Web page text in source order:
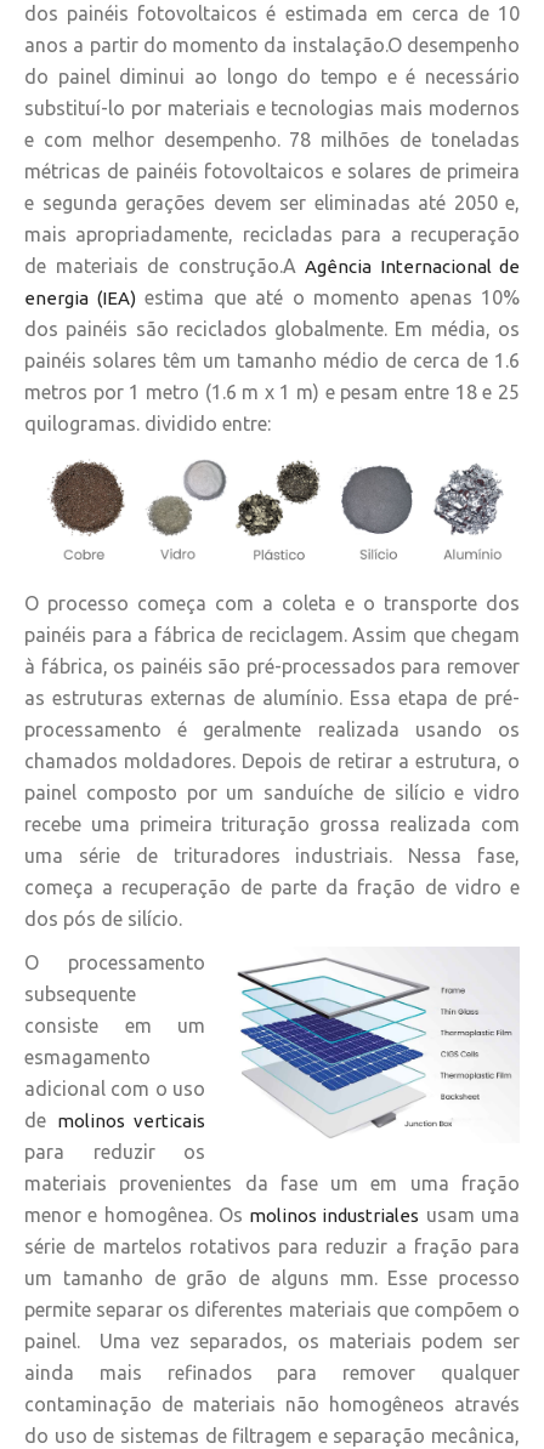
dos painéis fotovoltaicos é estimada em cerca de 10
anos a partir do momento da instalação.O desempenho
do painel diminui ao longo do tempo e é necessário
substituí-lo por materiais e tecnologias mais modernos
e com melhor desempenho. 78 milhões de toneladas
métricas de painéis fotovoltaicos e solares de primeira
e segunda gerações devem ser eliminadas até 2050 e,
mais apropriadamente, recicladas para a recuperação
de materiais de construção.A Agência Internacional de
energia (IEA)estima que até o momento apenas 10%
dos painéis são reciclados globalmente. Em média, os
painéis solares têm um tamanho médio de cerca de 1.6
metros por 1 metro (1.6 m x 1 m) e pesam entre 18 e 25
quilogramas. dividido entre:
O processo começa com a coleta e o transporte dos
painéis para a fábrica de reciclagem. Assim que chegam
à fábrica, os painéis são pré-processados para remover
as estruturas externas de alumínio. Essa etapa de pré-
processamento é geralmente realizada usando os
chamados moldadores. Depois de retirar a estrutura, o
painel composto por um sanduíche de silício e vidro
recebe uma primeira trituração grossa realizada com
uma série de trituradores industriais. Nessa fase,
começa a recuperação de parte da fração de vidro e
dos pós de silício.
O processamento
subsequente
consiste em um
esmagamento
adicional com o uso
de molinos verticais
para reduzir os
materiais provenientes da fase um em uma fração
menor e homogênea. Os molinos industriales usam uma
série de martelos rotativos para reduzir a fração para
um tamanho de grão de alguns mm. Esse processo
permite separar os diferentes materiais que compõem o
painel. Uma vez separados, os materiais podem ser
ainda mais refinados para remover qualquer
contaminação de materiais não homogêneos através
do uso de sistemas de filtragem e separação mecânica,